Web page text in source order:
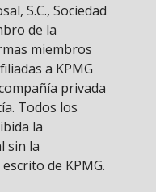
S.C., Sociedad
de la
miembros
a KPMG
privada
Todos los
la
sin la
de KPMG.